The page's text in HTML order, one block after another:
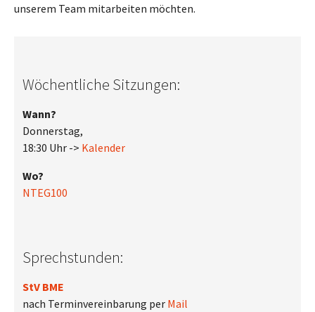
unserem Team mitarbeiten möchten.
Wöchentliche Sitzungen:
Wann?
Donnerstag,
18:30 Uhr -> Kalender
Wo?
NTEG100
Sprechstunden:
StV BME
nach Terminvereinbarung per Mail